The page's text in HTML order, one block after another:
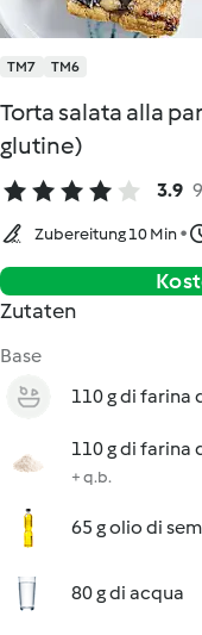
TM7 TM6
Torta salata alla
glutine)
3.9
Zubereitung 10 Min
Zutaten
Base
110 g di farina
110 g di farina
+ q.b.
65 g olio di
80 g di acqua